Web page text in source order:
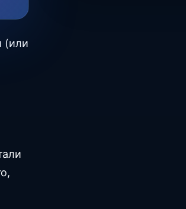
(или